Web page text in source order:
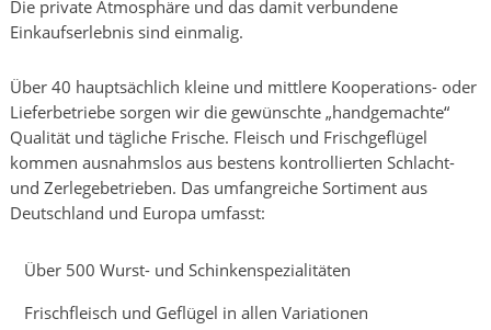
Die private Atmosphäre und das damit verbundene
Einkaufserlebnis sind einmalig.
Über 40 hauptsächlich kleine und mittlere Kooperations- oder
Lieferbetriebe sorgen wir die gewünschte „handgemachte“
Qualität und tägliche Frische. Fleisch und Frischgeflügel
kommen ausnahmslos aus bestens kontrollierten Schlacht-
und Zerlegebetrieben. Das umfangreiche Sortiment aus
Deutschland und Europa umfasst:
Über 500 Wurst- und Schinkenspezialitäten
Frischfleisch und Geflügel in allen Variationen